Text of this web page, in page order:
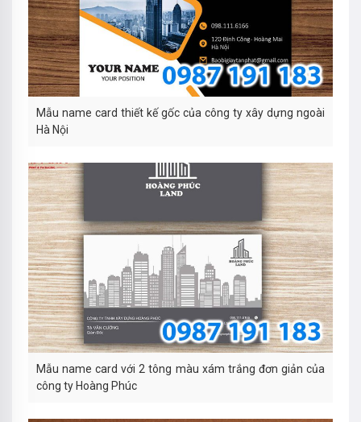
Mẫu name card thiết kế gốc của công ty xây dựng ngoài
Hà Nội
Mẫu name card với 2 tông màu xám trắng đơn giản của
công ty Hoàng Phúc